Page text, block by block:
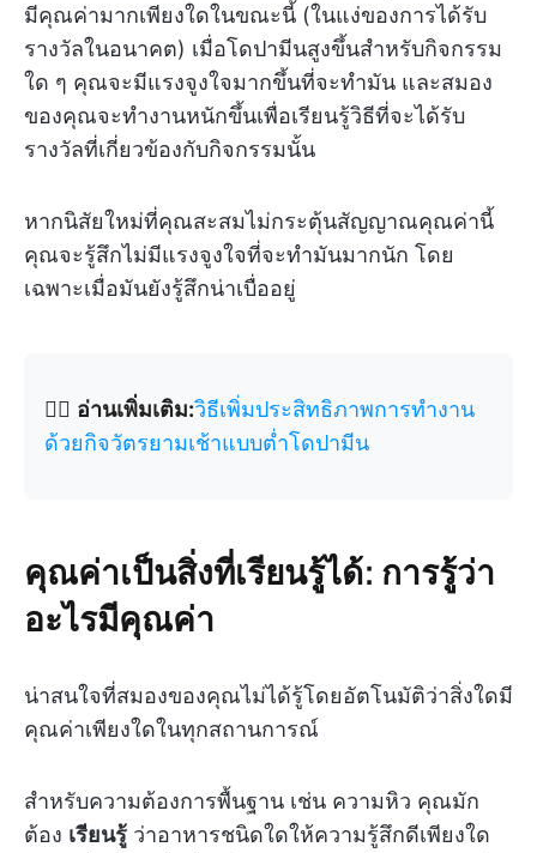
มีคุณค่ามากเพียงใดในขณะนี้ (ในแง่ของการได้รับ
รางวัลในอนาคต) เมื่อโดปามีนสูงขึ้นสำหรับกิจกรรม
ใด ๆ คุณจะมีแรงจูงใจมากขึ้นที่จะทำมัน และสมอง
ของคุณจะทำงานหนักขึ้นเพื่อเรียนรู้วิธีที่จะได้รับ
รางวัลที่เกี่ยวข้องกับกิจกรรมนั้น
หากนิสัยใหม่ที่คุณสะสมไม่กระตุ้นสัญญาณคุณค่านี้
คุณจะรู้สึกไม่มีแรงจูงใจที่จะทำมันมากนัก โดย
เฉพาะเมื่อมันยังรู้สึกน่าเบื่ออยู่
👉🏽 อ่านเพิ่มเติม:วิธีเพิ่มประสิทธิภาพการทำงาน
ด้วยกิจวัตรยามเช้าแบบต่ำโดปามีน
คุณค่าเป็นสิ่งที่เรียนรู้ได้: การรู้ว่า
อะไรมีคุณค่า
น่าสนใจที่สมองของคุณไม่ได้รู้โดยอัตโนมัติว่าสิ่งใดมี
คุณค่าเพียงใดในทุกสถานการณ์
สำหรับความต้องการพื้นฐาน เช่น ความหิว คุณมัก
ต้อง เรียนรู้ ว่าอาหารชนิดใดให้ความรู้สึกดีเพียงใด